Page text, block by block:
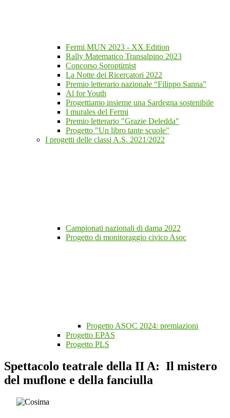
Fermi MUN 2023 - XX Edition
Rally Matematico Transalpino 2023
Concorso Soroptimist
La Notte dei Ricercatori 2022
Premio letterario nazionale “Filippo Sanna”
Al for Youth
Progettiamo insieme una Sardegna sostenibile
I murales del Fermi
Premio letterario "Grazie Deledda"
Progetto "Un libro tante scuole"
I progetti delle classi A.S. 2021/2022
Campionati nazionali di dama 2022
Progetto di monitoraggio civico Asoc
Progetto ASOC 2024: premiazioni
Progetto EPAS
Progetto PLS
Spettacolo teatrale della II A: Il mistero
del muflone e della fanciulla